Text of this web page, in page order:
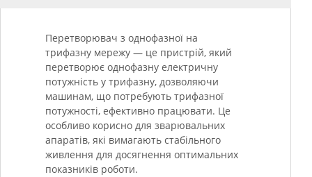
Перетворювач з однофазної на
трифазну мережу — це пристрій, який
перетворює однофазну електричну
потужність у трифазну, дозволяючи
машинам, що потребують трифазної
потужності, ефективно працювати. Це
особливо корисно для зварювальних
апаратів, які вимагають стабільного
живлення для досягнення оптимальних
показників роботи.